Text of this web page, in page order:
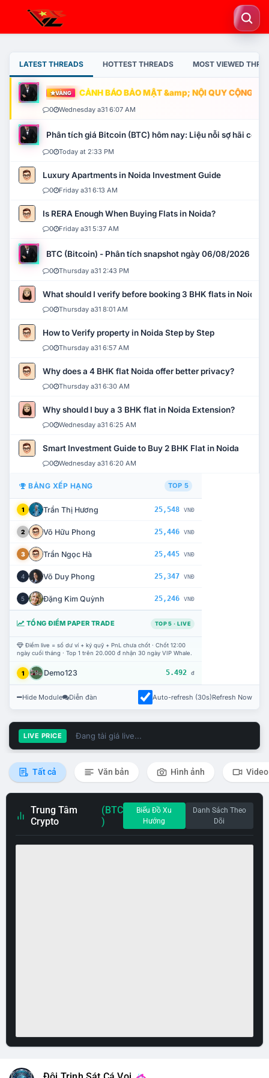
LATEST THREADS HOTTEST THREADS MOST VIEWED
VÀNG CẢNH BÁO BẢO MẬT &amp; NỘI QUY CỘNG
0 Wednesday a31 6:07 AM
Phân tích giá Bitcoin (BTC) hôm nay: Liệu nỗi sợ hãi có
0 Today at 2:33 PM
Luxury Apartments in Noida Investment Guide
0 Friday a31 6:13 AM
Is RERA Enough When Buying Flats in Noida?
0 Friday a31 5:37 AM
BTC (Bitcoin) - Phân tích snapshot ngày 06/08/2026
0 Thursday a31 2:43 PM
What should I verify before booking 3 BHK flats in Noida?
0 Thursday a31 8:01 AM
How to Verify property in Noida Step by Step
0 Thursday a31 6:57 AM
Why does a 4 BHK flat Noida offer better privacy?
0 Thursday a31 6:30 AM
Why should I buy a 3 BHK flat in Noida Extension?
0 Wednesday a31 6:25 AM
Smart Investment Guide to Buy 2 BHK Flat in Noida
0 Wednesday a31 6:20 AM
BẢNG XẾP HẠNG TOP 5
1 Trần Thị Hương 25,548 VNĐ
2 Võ Hữu Phong 25,446 VNĐ
3 Trần Ngọc Hà 25,445 VNĐ
4 Võ Duy Phong 25,347 VNĐ
5 Đặng Kim Quỳnh 25,246 VNĐ
TỔNG ĐIỂM PAPER TRADE TOP 5 · LIVE
Điểm live = số dư ví + ký quỹ + PnL chưa chốt · Chốt 12:00
ngày cuối tháng · Top 1 trên 20.000 đ nhận 30 ngày VIP Whale.
1 Demo123 5.492 đ
Hide Module Diễn đàn Auto-refresh (30s)Refresh Now
LIVE PRICE Đang tải giá live...
Tất cả Văn bản Hình ảnh Video
Trung Tâm
Crypto
(BTC
)
Biểu Đồ Xu
Hướng
Danh Sách Theo
Dõi